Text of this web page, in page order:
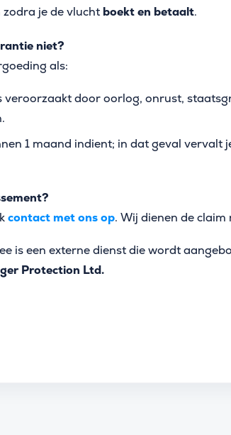
zodra je de vlucht boekt en betaalt.
niet?
als:
veroorzaakt door oorlog, onrust,
1 maand indient; in dat geval vervalt
contact met ons op. Wij dienen de claim
is een externe dienst die wordt
Protection Ltd.